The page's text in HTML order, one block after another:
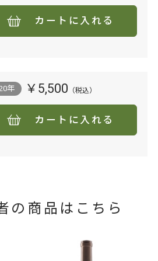
カートに入れる
年 ￥5,500
カートに入れる
の商品はこちら